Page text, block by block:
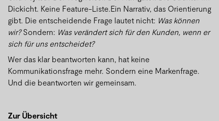
Dickicht. Keine Feature-Liste.Ein Narrativ, das Orientierung
gibt. Die entscheidende Frage lautet nicht: Was können
wir?Sondern: Was verändert sich für den Kunden, wenn er
sich für uns entscheidet?
Wer das klar beantworten kann, hat keine
Kommunikationsfrage mehr. Sondern eine Markenfrage.
Und die beantworten wir gemeinsam.
Zur Übersicht